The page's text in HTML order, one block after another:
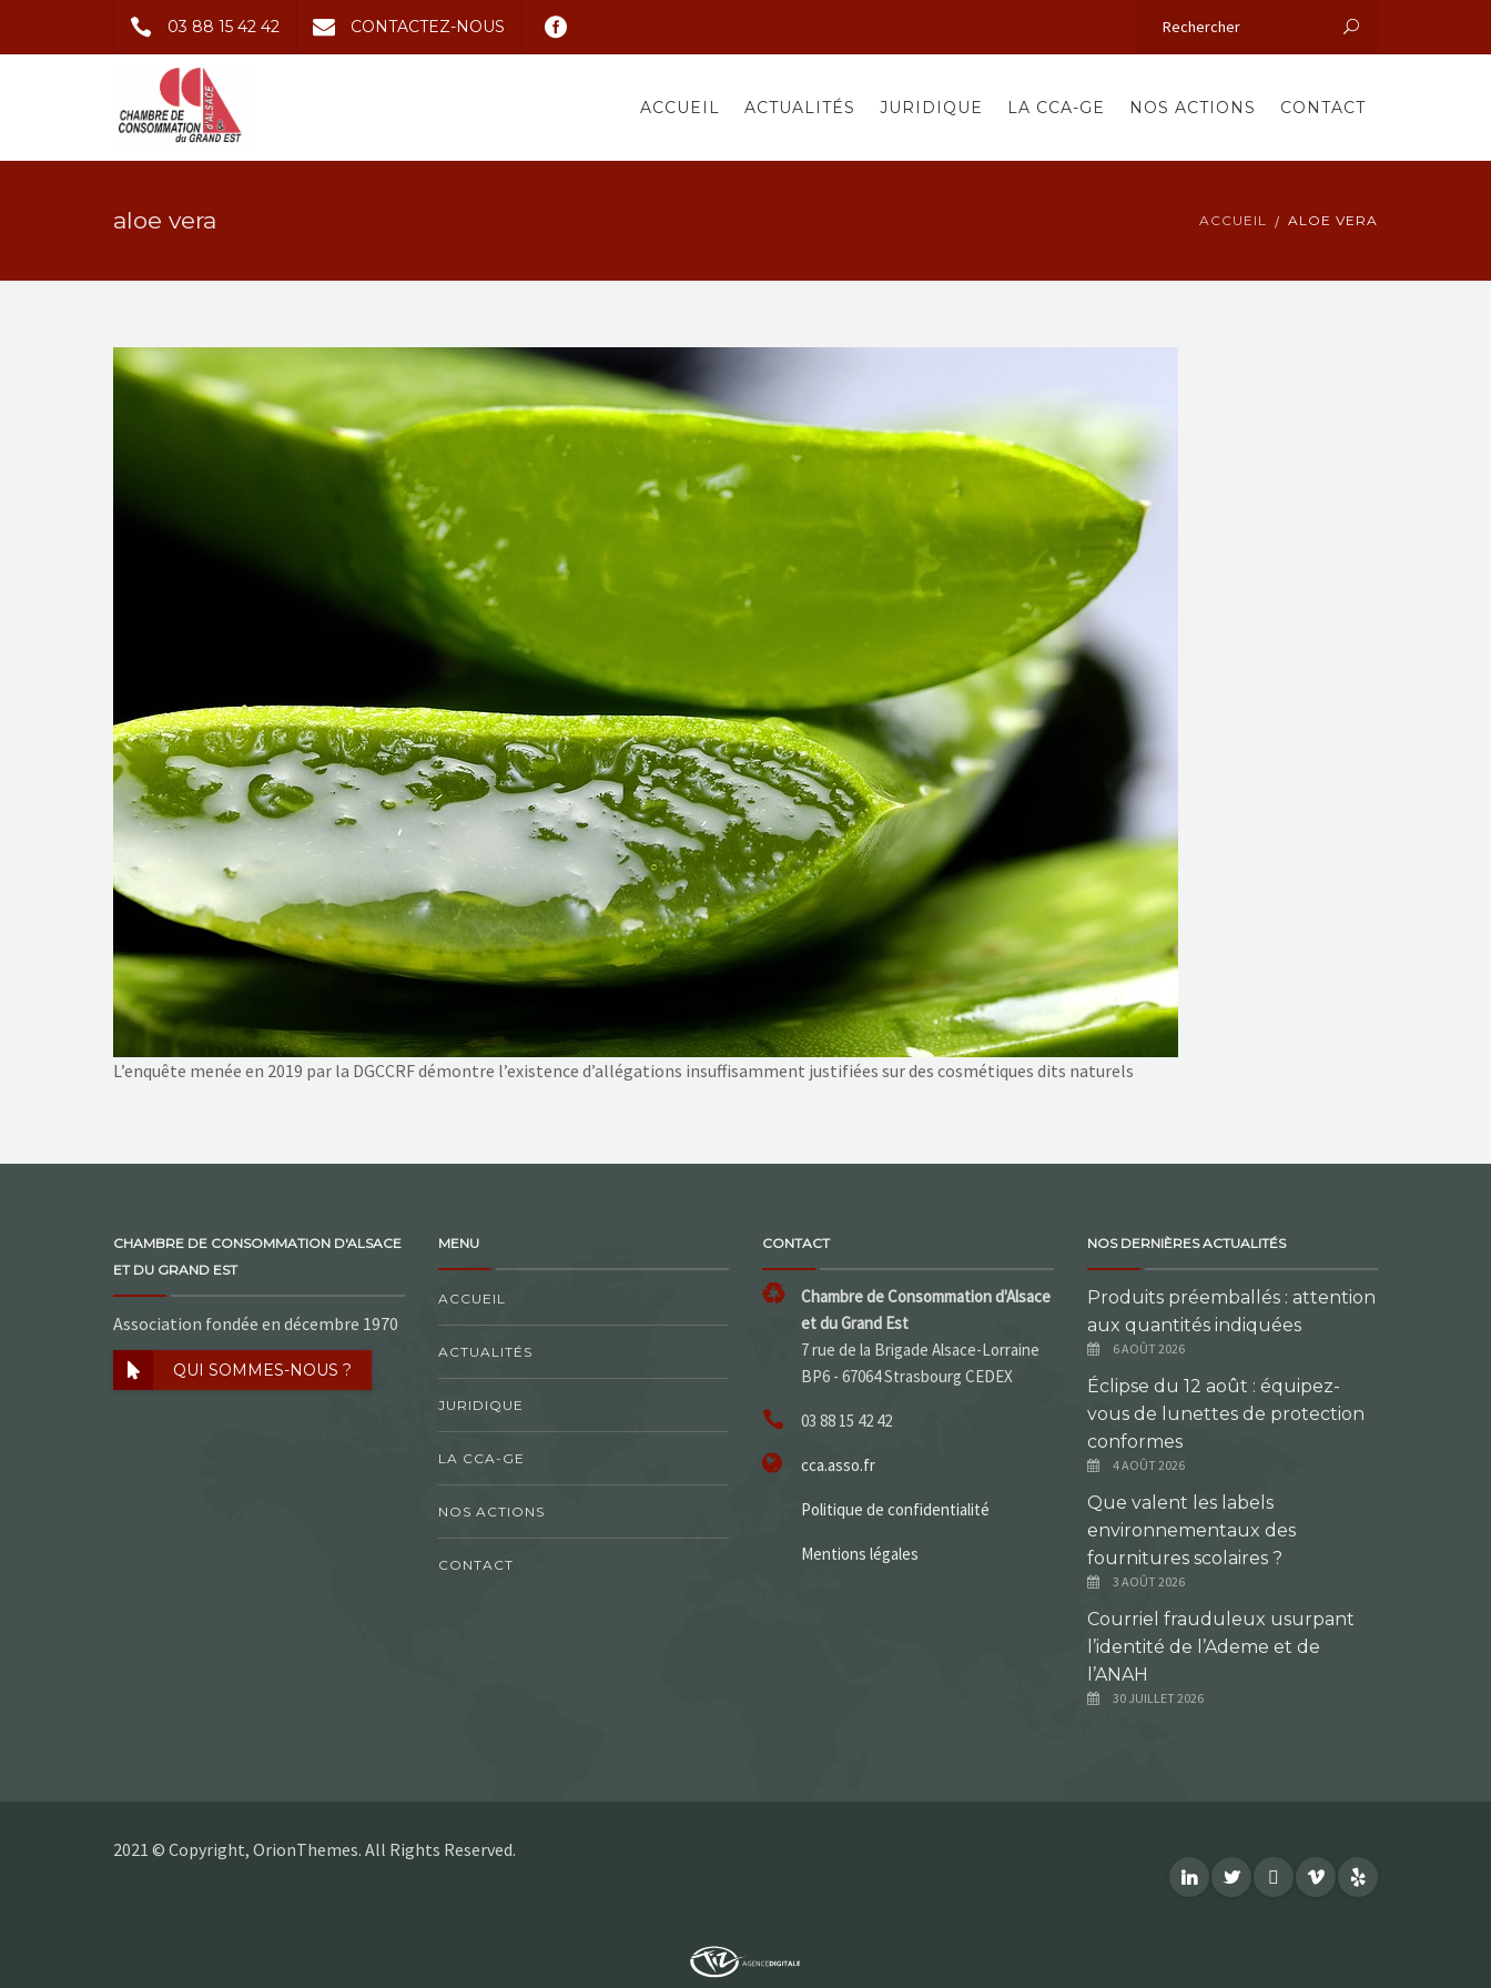
03 88 15 42 42 CONTACTEZ-NOUS
ACCUEIL ACTUALITÉS JURIDIQUE LA CCA-GE NOS ACTIONS CONTACT
aloe vera ACCUEIL ALOE VERA
L’enquête menée en 2019 par la DGCCRF démontre l’existence d’allégations insuffisamment justifiées sur des cosmétiques dits naturels
CHAMBRE DE CONSOMMATION D'ALSACE
ET DU GRAND EST
Association fondée en décembre 1970
QUI SOMMES-NOUS ?
MENU
ACCUEIL
ACTUALITÉS
JURIDIQUE
LA CCA-GE
NOS ACTIONS
CONTACT
CONTACT
Chambre de Consommation d'Alsace
et du Grand Est
7 rue de la Brigade Alsace-Lorraine
BP6 - 67064 Strasbourg CEDEX
03 88 15 42 42
cca.asso.fr
Politique de confidentialité
Mentions légales
NOS DERNIÈRES ACTUALITÉS
Produits préemballés : attention
aux quantités indiquées
6 AOÛT 2026
Éclipse du 12 août : équipez-
vous de lunettes de protection
conformes
4 AOÛT 2026
Que valent les labels
environnementaux des
fournitures scolaires ?
3 AOÛT 2026
Courriel frauduleux usurpant
l’identité de l’Ademe et de
l’ANAH
30 JUILLET 2026
2021 © Copyright, OrionThemes. All Rights Reserved.